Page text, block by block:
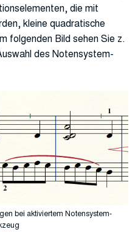
die mit
kleine quadratische
folgenden Bild sehen Sie z.
des Notensystem-
bei aktiviertem Notensystem-